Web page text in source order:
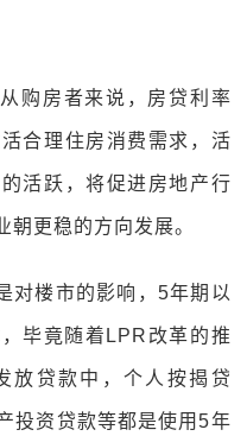
购房者来说，房贷利率
合理住房消费需求，活
活跃，将促进房地产行
朝更稳的方向发展。
对楼市的影响，5年期以
毕竟随着LPR改革的推
放贷款中，个人按揭贷
投资贷款等都是使用5年